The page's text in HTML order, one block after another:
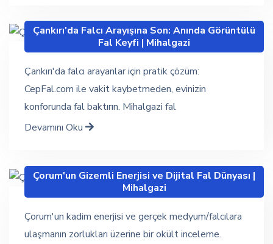
Çankırı'da Falcı Arayışına Son: Anında Görüntülü
Fal Keyfi | Mihalgazi
Çankırı'da falcı arayanlar için pratik çözüm:
CepFal.com ile vakit kaybetmeden, evinizin
konforunda fal baktırın. Mihalgazi fal
Devamını Oku
Çorum'un Gizemli Enerjisi ve Dijital Fal Dünyası |
Mihalgazi
Çorum'un kadim enerjisi ve gerçek medyum/falcılara
ulaşmanın zorlukları üzerine bir okült inceleme.